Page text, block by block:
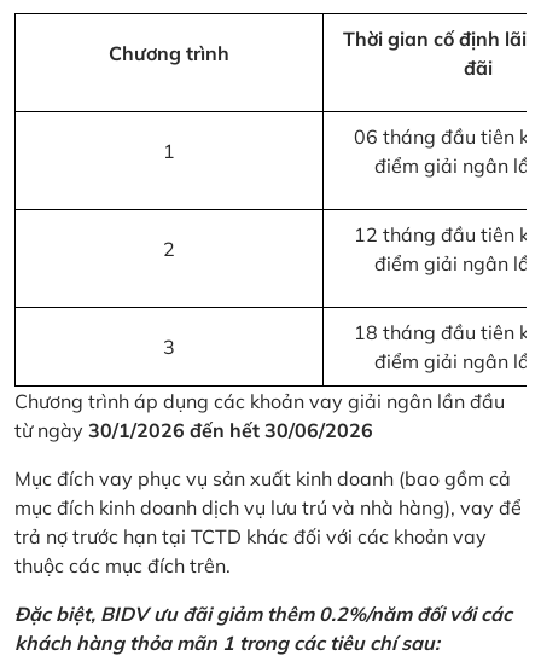
Chương trình
Thời gian cố định lãi
đãi
1
06 tháng đầu tiên
điểm giải ngân
2
12 tháng đầu tiên
điểm giải ngân
3
18 tháng đầu tiên
điểm giải ngân
Chương trình áp dụng các khoản vay giải ngân lần đầu
từ ngày 30/1/2026 đến hết 30/06/2026
Mục đích vay phục vụ sản xuất kinh doanh (bao gồm cả
mục đích kinh doanh dịch vụ lưu trú và nhà hàng), vay để
trả nợ trước hạn tại TCTD khác đối với các khoản vay
thuộc các mục đích trên.
Đặc biệt, BIDV ưu đãi giảm thêm 0.2%/năm đối với các
khách hàng thỏa mãn 1 trong các tiêu chí sau: